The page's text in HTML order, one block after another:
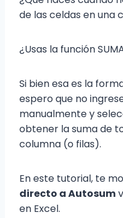
de las celdas en una
¿Usas la función
Si bien esa es la
espero que no
manualmente y
obtener la suma de
columna (o filas).
En este tutorial, te
directo a Autosum
en Excel.